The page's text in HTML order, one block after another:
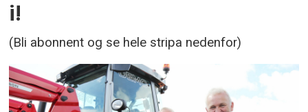
i!
(Bli abonnent og se hele stripa nedenfor)